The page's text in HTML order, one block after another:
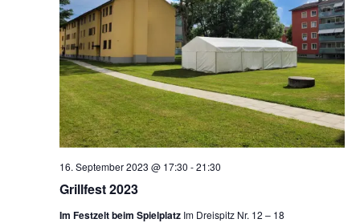
Grillfest 2023
16. September 2023 @ 17:30 -21:30
Im Festzelt beim Spielplatz Im Dreispitz Nr. 12 – 18